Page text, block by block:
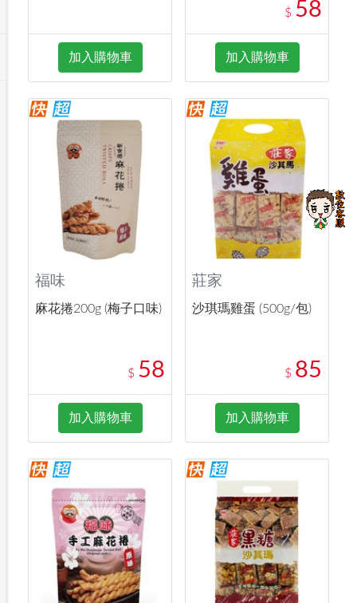
加入購物車
$ 58
加入購物車
福味
麻花捲200g (梅子口味)
$ 58
加入購物車
莊家
沙琪瑪雞蛋 (500g/包)
$ 85
加入購物車